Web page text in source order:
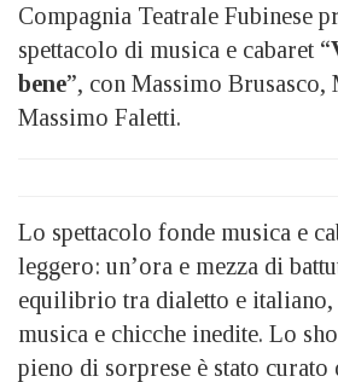
Compagnia Teatrale Fubinese
spettacolo di musica e cabaret “
bene”, con Massimo
Massimo Faletti.
Lo spettacolo fonde musica e
leggero: un’ora e mezza di
equilibrio tra dialetto e
musica e chicche inedite. Lo
pieno di sorprese è stato curato